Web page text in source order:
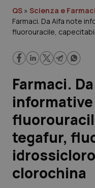
Governo e
Regioni e Asl
Lavoro e Professioni
Scienza e Farmaci
Studi e Analisi
Lettere al direttore
Edizioni Regionali
QS » Scienza e Farmaci
Farmaci. Da Aifa note
fluorouracile,
Farmaci.
tegafur,
clorochina